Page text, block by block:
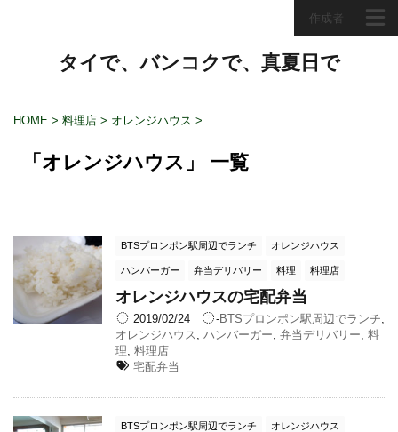
作成者
タイで、バンコクで、真夏日で
HOME > 料理店 > オレンジハウス >
「オレンジハウス」 一覧
BTSプロンポン駅周辺でランチ オレンジハウス
ハンバーガー 弁当デリバリー 料理 料理店
オレンジハウスの宅配弁当
2019/02/24 -BTSプロンポン駅周辺でランチ
オレンジハウス
ハンバーガー 弁当デリバリー 料
理 料理店
宅配弁当
BTSプロンポン駅周辺でランチ オレンジハウス